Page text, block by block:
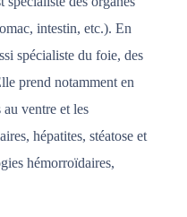
intestin, etc.). En
spécialiste du foie, des
prend notamment en
au ventre et les
hépatites, stéatose et
hémorroïdaires,